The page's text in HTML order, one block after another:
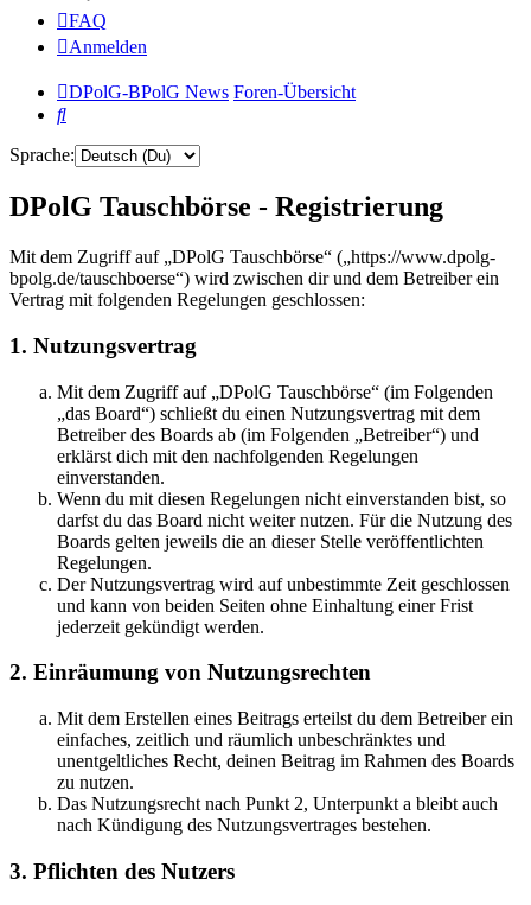
FAQ
Anmelden
DPolG-BPolG News Foren-Übersicht
Suche
Sprache:
DPolG Tauschbörse - Registrierung
Mit dem Zugriff auf „DPolG Tauschbörse“ („https://www.dpolg-
bpolg.de/tauschboerse“) wird zwischen dir und dem Betreiber ein
Vertrag mit folgenden Regelungen geschlossen:
1. Nutzungsvertrag
Mit dem Zugriff auf „DPolG Tauschbörse“ (im Folgenden
„das Board“) schließt du einen Nutzungsvertrag mit dem
Betreiber des Boards ab (im Folgenden „Betreiber“) und
erklärst dich mit den nachfolgenden Regelungen
einverstanden.
Wenn du mit diesen Regelungen nicht einverstanden bist, so
darfst du das Board nicht weiter nutzen. Für die Nutzung des
Boards gelten jeweils die an dieser Stelle veröffentlichten
Regelungen.
Der Nutzungsvertrag wird auf unbestimmte Zeit geschlossen
und kann von beiden Seiten ohne Einhaltung einer Frist
jederzeit gekündigt werden.
2. Einräumung von Nutzungsrechten
Mit dem Erstellen eines Beitrags erteilst du dem Betreiber ein
einfaches, zeitlich und räumlich unbeschränktes und
unentgeltliches Recht, deinen Beitrag im Rahmen des Boards
zu nutzen.
Das Nutzungsrecht nach Punkt 2, Unterpunkt a bleibt auch
nach Kündigung des Nutzungsvertrages bestehen.
3. Pflichten des Nutzers